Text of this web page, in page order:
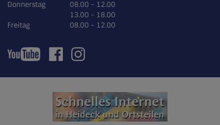
Donnerstag
08.00 - 12.00
13.00 - 18.00
Freitag
08.00 - 12.00